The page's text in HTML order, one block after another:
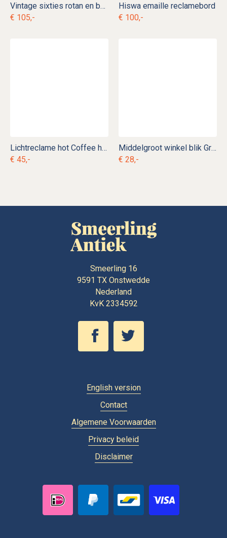
Vintage sixties rotan en bamboe lectuurbak
€ 105,-
Hiswa emaille reclamebord
€ 100,-
Lichtreclame hot Coffee here
€ 45,-
Middelgroot winkel blik Graaf Adolf Winschoten
€ 28,-
Smeerling 16
9591 TX Onstwedde
Nederland
KvK 2334592
English version
Contact
Algemene Voorwaarden
Privacy beleid
Disclaimer